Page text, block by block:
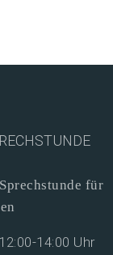
für
14:00 Uhr